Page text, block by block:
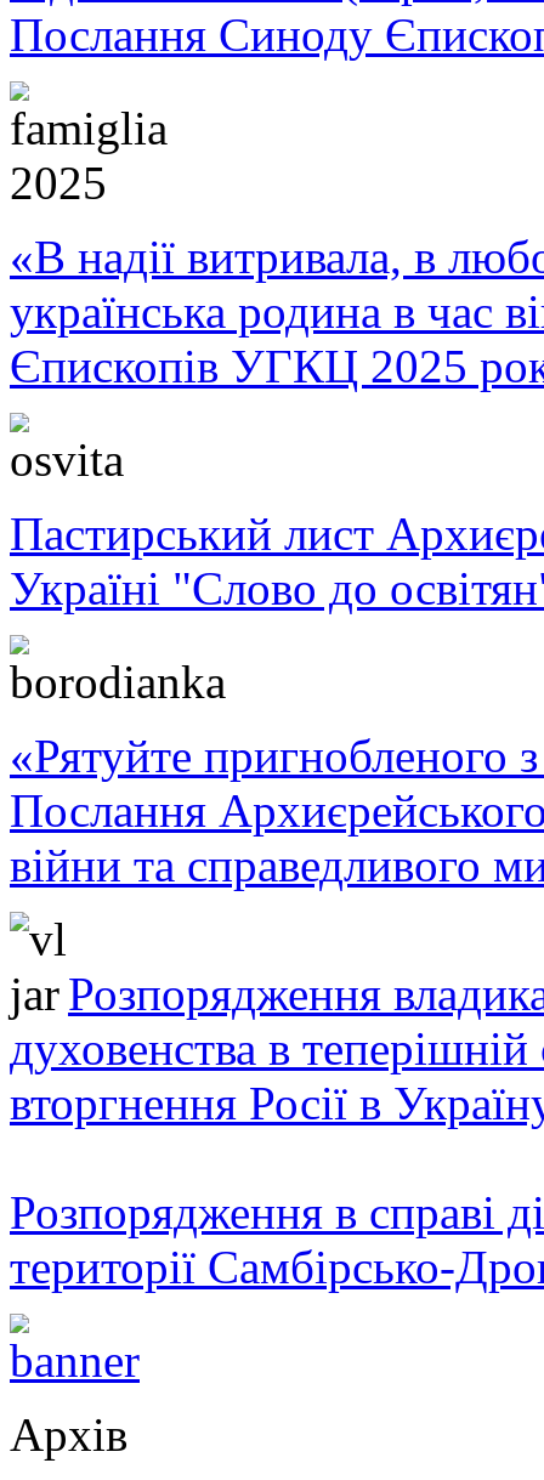
Послання Синоду
«В надії витривала, в
українська родина в час
Єпископів УГКЦ 2025
Пастирський лист
Україні "Слово до
«Рятуйте пригнобленого
Послання
війни та справедливого
Розпорядження
духовенства в теперішній
вторгнення Росії в
Розпорядження в справі
території Самбірсько-
Архів